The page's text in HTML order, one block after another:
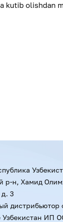
kutib olishdan
р-н, Хамид
д. 3
дистрибьютор
Узбекистан ИП